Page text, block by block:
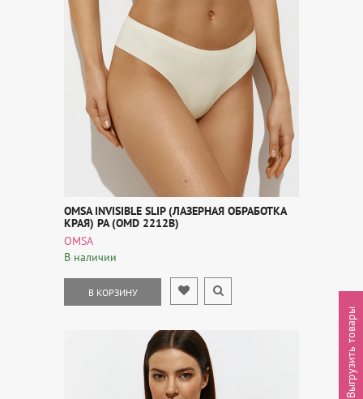
OMSA INVISIBLE SLIP (ЛАЗЕРНАЯ ОБРАБОТКА
КРАЯ) PA (OMD 2212B)
OMSA
В наличии
В КОРЗИНУ
Выгрузить товары